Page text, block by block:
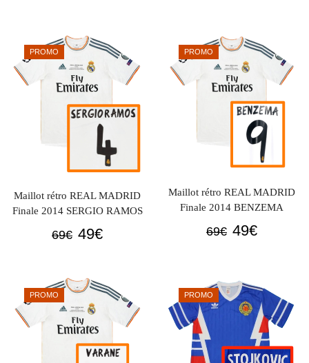
était :
69€.
est :
49€.
PROMO
Maillot rétro REAL MADRID
Finale 2014 SERGIO RAMOS
69€ Le
était :
69€.
49€Le
est :
49€.
PROMO
Maillot rétro REAL MADRID
Finale 2014 BENZEMA
69€ Le
était :
69€.
49€Le
est :
49€.
PROMO PROMO